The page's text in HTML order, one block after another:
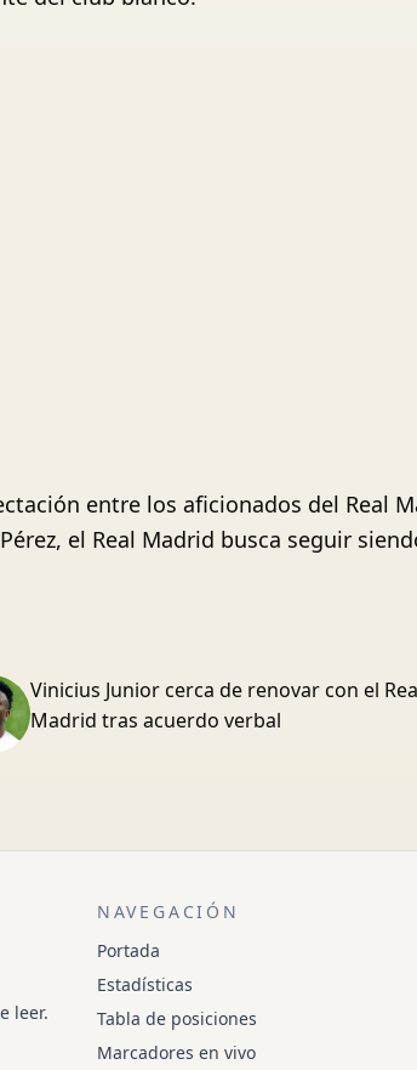
entre los aficionados del Real
el Real Madrid busca seguir
Vinicius Junior cerca de renovar con el
Madrid tras acuerdo verbal
leer.
NAVEGACIÓN
Portada
Estadísticas
Tabla de posiciones
Marcadores en vivo